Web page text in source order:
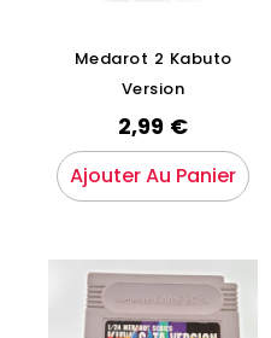
Medarot 2 Kabuto
Version
2,99 €
Ajouter Au Panier